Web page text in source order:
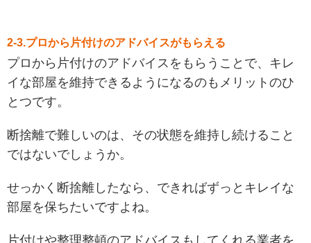
2-3.プロから片付けのアドバイスがもらえる
プロから片付けのアドバイスをもらうことで、キレ
イな部屋を維持できるようになるのもメリットのひ
とつです。
断捨離で難しいのは、その状態を維持し続けること
ではないでしょうか。
せっかく断捨離したなら、できればずっとキレイな
部屋を保ちたいですよね。
片付けや整理整頓のアドバイスもしてくれる業者を